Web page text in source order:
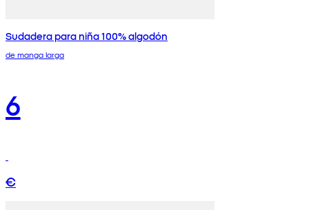
Sudadera para niña 100% algodón
de manga larga
6
€